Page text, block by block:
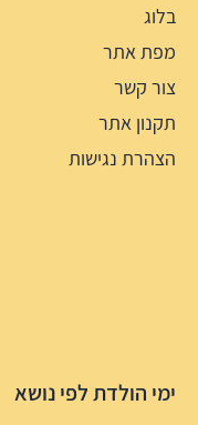
בלוג
מפת אתר
צור קשר
תקנון אתר
הצהרת נגישות
ימי הולדת לפי נושא